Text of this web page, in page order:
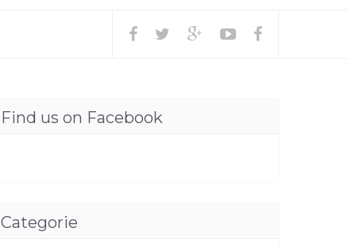
Find us on Facebook
Categorie